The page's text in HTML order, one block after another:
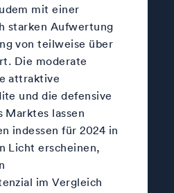
mit einer
starken Aufwertung
von teilweise über
Die moderate
attraktive
und die defensive
Marktes lassen
indessen für 2024 in
Licht erscheinen,
im Vergleich